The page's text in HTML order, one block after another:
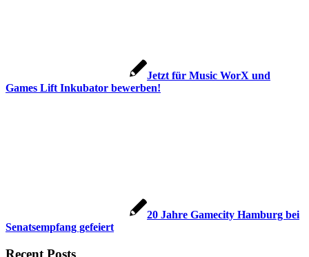
Jetzt für Music WorX und
Games Lift Inkubator bewerben!
20 Jahre Gamecity Hamburg bei
Senatsempfang gefeiert
Recent Posts